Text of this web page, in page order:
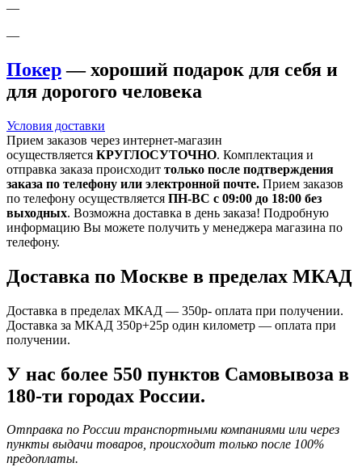
—
—
Покер— хороший подарок для себя и
для дорогого человека
Условия доставки
Прием заказов через интернет-магазин
осуществляется КРУГЛОСУТОЧНО. Комплектация и
отправка заказа происходит только после подтверждения
заказа по телефону или электронной почте. Прием заказов
по телефону осуществляется ПН-ВС с 09:00 до 18:00 без
выходных. Возможна доставка в день заказа! Подробную
информацию Вы можете получить у менеджера магазина по
телефону.
Доставка по Москве в пределах МКАД
Доставка в пределах МКАД — 350р- оплата при получении.
Доставка за МКАД 350р+25р один километр — оплата при
получении.
У нас более 550 пунктов Самовывоза в
180-ти городах России.
Отправка по России транспортными компаниями или через
пункты выдачи товаров, происходит только после 100%
предоплаты.